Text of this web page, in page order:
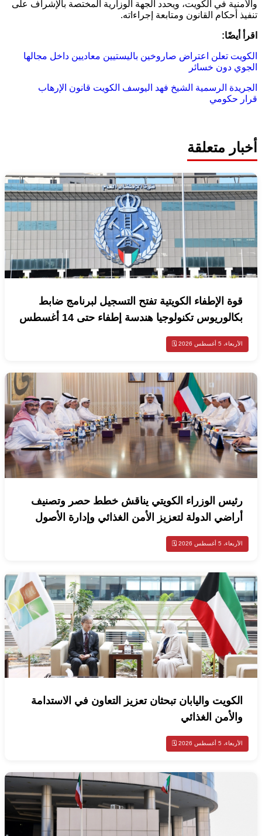
والأمنية في الكويت، ويحدد الجهة الوزارية المختصة بالإشراف على
تنفيذ أحكام القانون ومتابعة إجراءاته.
اقرأ أيضًا:
الكويت تعلن اعتراض صاروخين باليستيين معاديين داخل مجالها
الجوي دون خسائر
الجريدة الرسمية الشيخ فهد اليوسف الكويت قانون الإرهاب
قرار حكومي
أخبار متعلقة
قوة الإطفاء الكويتية تفتح التسجيل لبرنامج ضابط
بكالوريوس تكنولوجيا هندسة إطفاء حتى 14 أغسطس
الأربعاء، 5 أغسطس 2026 🗓️
رئيس الوزراء الكويتي يناقش خطط حصر وتصنيف
أراضي الدولة لتعزيز الأمن الغذائي وإدارة الأصول
الأربعاء، 5 أغسطس 2026 🗓️
الكويت واليابان تبحثان تعزيز التعاون في الاستدامة
والأمن الغذائي
الأربعاء، 5 أغسطس 2026 🗓️